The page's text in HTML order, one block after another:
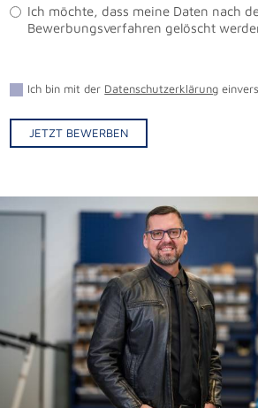
Ich möchte, dass meine Daten nach
Bewerbungsverfahren gelöscht
Ich bin mit der Datenschutzerklärung
JETZT BEWERBEN